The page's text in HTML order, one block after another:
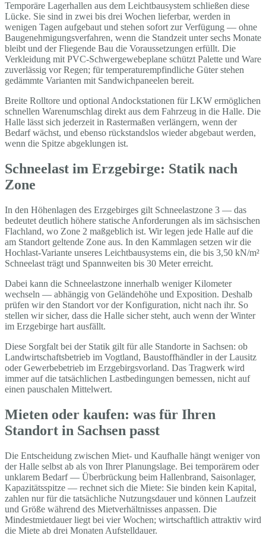
Temporäre Lagerhallen aus dem Leichtbausystem schließen diese
Lücke. Sie sind in zwei bis drei Wochen lieferbar, werden in
wenigen Tagen aufgebaut und stehen sofort zur Verfügung — ohne
Baugenehmigungsverfahren, wenn die Standzeit unter sechs Monate
bleibt und der Fliegende Bau die Voraussetzungen erfüllt. Die
Verkleidung mit PVC-Schwergewebeplane schützt Palette und Ware
zuverlässig vor Regen; für temperaturempfindliche Güter stehen
gedämmte Varianten mit Sandwichpaneelen bereit.
Breite Rolltore und optional Andockstationen für LKW ermöglichen
schnellen Warenumschlag direkt aus dem Fahrzeug in die Halle. Die
Halle lässt sich jederzeit in Rastermaßen verlängern, wenn der
Bedarf wächst, und ebenso rückstandslos wieder abgebaut werden,
wenn die Spitze abgeklungen ist.
Schneelast im Erzgebirge: Statik nach
Zone
In den Höhenlagen des Erzgebirges gilt Schneelastzone 3 — das
bedeutet deutlich höhere statische Anforderungen als im sächsischen
Flachland, wo Zone 2 maßgeblich ist. Wir legen jede Halle auf die
am Standort geltende Zone aus. In den Kammlagen setzen wir die
Hochlast-Variante unseres Leichtbausystems ein, die bis 3,50 kN/m²
Schneelast trägt und Spannweiten bis 30 Meter erreicht.
Dabei kann die Schneelastzone innerhalb weniger Kilometer
wechseln — abhängig von Geländehöhe und Exposition. Deshalb
prüfen wir den Standort vor der Konfiguration, nicht nach ihr. So
stellen wir sicher, dass die Halle sicher steht, auch wenn der Winter
im Erzgebirge hart ausfällt.
Diese Sorgfalt bei der Statik gilt für alle Standorte in Sachsen: ob
Landwirtschaftsbetrieb im Vogtland, Baustoffhändler in der Lausitz
oder Gewerbebetrieb im Erzgebirgsvorland. Das Tragwerk wird
immer auf die tatsächlichen Lastbedingungen bemessen, nicht auf
einen pauschalen Mittelwert.
Mieten oder kaufen: was für Ihren
Standort in Sachsen passt
Die Entscheidung zwischen Miet- und Kaufhalle hängt weniger von
der Halle selbst ab als von Ihrer Planungslage. Bei temporärem oder
unklarem Bedarf — Überbrückung beim Hallenbrand, Saisonlager,
Kapazitätsspitze — rechnet sich die Miete: Sie binden kein Kapital,
zahlen nur für die tatsächliche Nutzungsdauer und können Laufzeit
und Größe während des Mietverhältnisses anpassen. Die
Mindestmietdauer liegt bei vier Wochen; wirtschaftlich attraktiv wird
die Miete ab drei Monaten Aufstelldauer.